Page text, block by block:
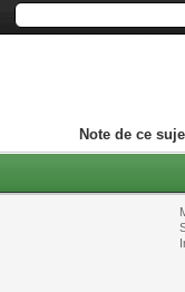
Note de ce